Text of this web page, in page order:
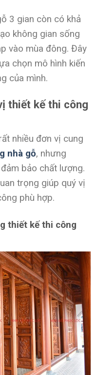
3 gian còn có khả
không gian sống
vào mùa đông. Đây
chọn mô hình kiến
của mình.
thiết kế thi công
nhiều đơn vị cung
nhà gỗ, nhưng
bảo chất lượng.
trọng giúp quý vị
phù hợp.
thiết kế thi công